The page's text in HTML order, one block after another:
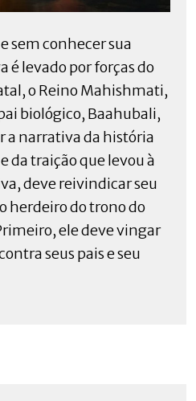
sem conhecer sua
é levado por forças do
o Reino Mahishmati,
biológico, Baahubali,
a narrativa da história
da traição que levou à
deve reivindicar seu
herdeiro do trono do
ele deve vingar
seus pais e seu